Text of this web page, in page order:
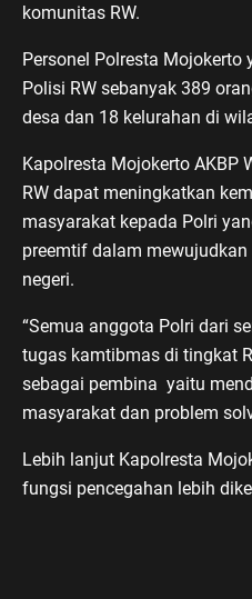
komunitas RW.
Personel Polresta Mojokerto
Polisi RW sebanyak 389
desa dan 18 kelurahan di
Kapolresta Mojokerto AKBP
RW dapat meningkatkan
masyarakat kepada Polri
preemtif dalam
negeri.
“Semua anggota Polri dari
tugas kamtibmas di tingkat
sebagai pembina yaitu
masyarakat dan problem
Lebih lanjut Kapolresta
fungsi pencegahan lebih